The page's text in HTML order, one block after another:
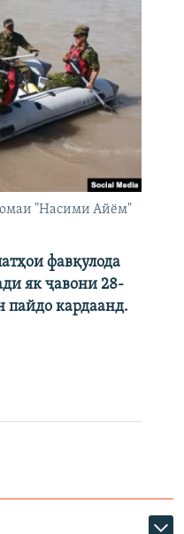
"Насими Айём"
фавқулода
як ҷавони 28-
пайдо кардаанд.